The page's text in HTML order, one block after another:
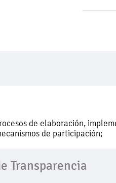
de elaboración,
de participación;
Transparencia